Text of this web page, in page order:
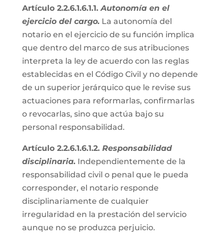
Artículo 2.2.6.1.6.1.1.Autonomía en el
ejercicio del cargo. La autonomía del
notario en el ejercicio de su función implica
que dentro del marco de sus atribuciones
interpreta la ley de acuerdo con las reglas
establecidas en el Código Civil y no depende
de un superior jerárquico que le revise sus
actuaciones para reformarlas, confirmarlas
o revocarlas, sino que actúa bajo su
personal responsabilidad.
Artículo 2.2.6.1.6.1.2.Responsabilidad
disciplinaria. Independientemente de la
responsabilidad civil o penal que le pueda
corresponder, el notario responde
disciplinariamente de cualquier
irregularidad en la prestación del servicio
aunque no se produzca perjuicio.